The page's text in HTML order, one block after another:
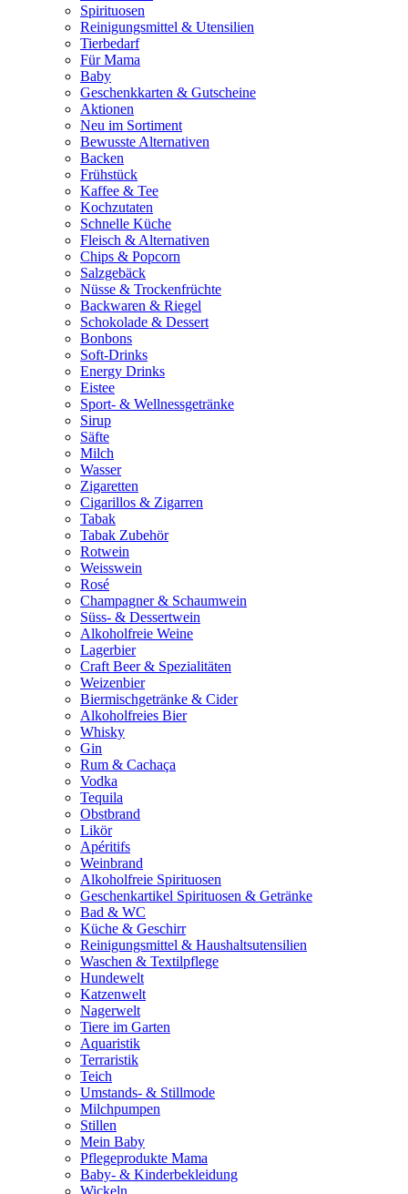
Spirituosen
Reinigungsmittel & Utensilien
Tierbedarf
Für Mama
Baby
Geschenkkarten & Gutscheine
Aktionen
Neu im Sortiment
Bewusste Alternativen
Backen
Frühstück
Kaffee & Tee
Kochzutaten
Schnelle Küche
Fleisch & Alternativen
Chips & Popcorn
Salzgebäck
Nüsse & Trockenfrüchte
Backwaren & Riegel
Schokolade & Dessert
Bonbons
Soft-Drinks
Energy Drinks
Eistee
Sport- & Wellnessgetränke
Sirup
Säfte
Milch
Wasser
Zigaretten
Cigarillos & Zigarren
Tabak
Tabak Zubehör
Rotwein
Weisswein
Rosé
Champagner & Schaumwein
Süss- & Dessertwein
Alkoholfreie Weine
Lagerbier
Craft Beer & Spezialitäten
Weizenbier
Biermischgetränke & Cider
Alkoholfreies Bier
Whisky
Gin
Rum & Cachaça
Vodka
Tequila
Obstbrand
Likör
Apéritifs
Weinbrand
Alkoholfreie Spirituosen
Geschenkartikel Spirituosen & Getränke
Bad & WC
Küche & Geschirr
Reinigungsmittel & Haushaltsutensilien
Waschen & Textilpflege
Hundewelt
Katzenwelt
Nagerwelt
Tiere im Garten
Aquaristik
Terraristik
Teich
Umstands- & Stillmode
Milchpumpen
Stillen
Mein Baby
Pflegeprodukte Mama
Baby- & Kinderbekleidung
Wickeln